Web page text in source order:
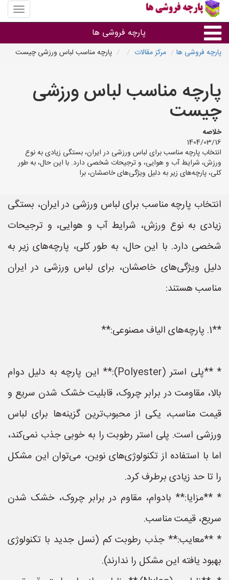
منوی
سایت
فروشی
ها
پارچه فروشی ها
پارچه براساس رنگ طرح و کاربرد
پارچه فروشی ها مرکز مقالات پارچه مناسب لباس ورزشی چیست
پارچه مناسب لباس ورزشی
چیست
خلاصه
1404/03/16
انتخاب پارچه مناسب برای لباس ورزشی در ایران، بستگی زیادی به نوع
ورزش، شرایط آب و هوایی، و ترجیحات شخصی دارد. با این حال، به طور
کلی، پارچه‌های زیر به دلیل ویژگی‌های خاصشان، برا
انتخاب پارچه مناسب برای لباس ورزشی در ایران، بستگی
زیادی به نوع ورزش، شرایط آب و هوایی، و ترجیحات
شخصی دارد. با این حال، به طور کلی، پارچه‌های زیر به
دلیل ویژگی‌های خاصشان، برای لباس ورزشی در ایران
مناسب هستند:
**1. پارچه‌های الیاف مصنوعی:**
* **پلی استر (Polyester):** این پارچه به دلیل دوام
بالا، مقاومت در برابر چروک، قابلیت خشک شدن سریع و
قیمت مناسب، یکی از محبوب‌ترین گزینه‌ها برای لباس
ورزشی است. پلی استر رطوبت را به خوبی جذب نمی‌کند،
اما با استفاده از تکنولوژی‌های نوین، می‌توان این مشکل
را تا حد زیادی برطرف کرد.
* **مزایا:** بادوام، مقاوم در برابر چروک، خشک شدن
سریع، قیمت مناسب.
* **معایب:** جذب رطوبت کم (نسل جدید با تکنولوژی
بهبود یافته این مشکل را ندارند).